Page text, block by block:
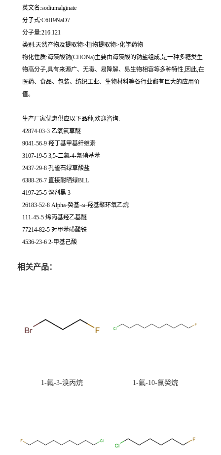
英文名:sodiumalginate
分子式:C6H9NaO7
分子量:216.121
类别:天然产物及提取物>植物提取物>化学药物
物化性质:海藻酸钠(CHONa)主要由海藻酸的钠盐组成,是一种多糖类生
物高分子,具有来源广、无毒、易降解、易生物相容等多种特性,因此,在
医药、食品、包装、纺织工业、生物材料等各行业都有巨大的应用价
值。
生产厂家优惠供应以下品种,欢迎咨询:
42874-03-3 乙氧氟草醚
9041-56-9 羟丁基甲基纤维素
3107-19-5 3,5-二氯-4-氟硝基苯
2437-29-8 孔雀石绿草酸盐
6388-26-7 直接耐晒绿BLL
4197-25-5 溶剂黑 3
26183-52-8 Alpha-癸基-ω-羟基聚环氧乙烷
111-45-5 烯丙基羟乙基醚
77214-82-5 对甲苯磺酸铁
4536-23-6 2-甲基己酸
相关产品：
1-氟-3-溴丙烷 1-氟-10-氯癸烷